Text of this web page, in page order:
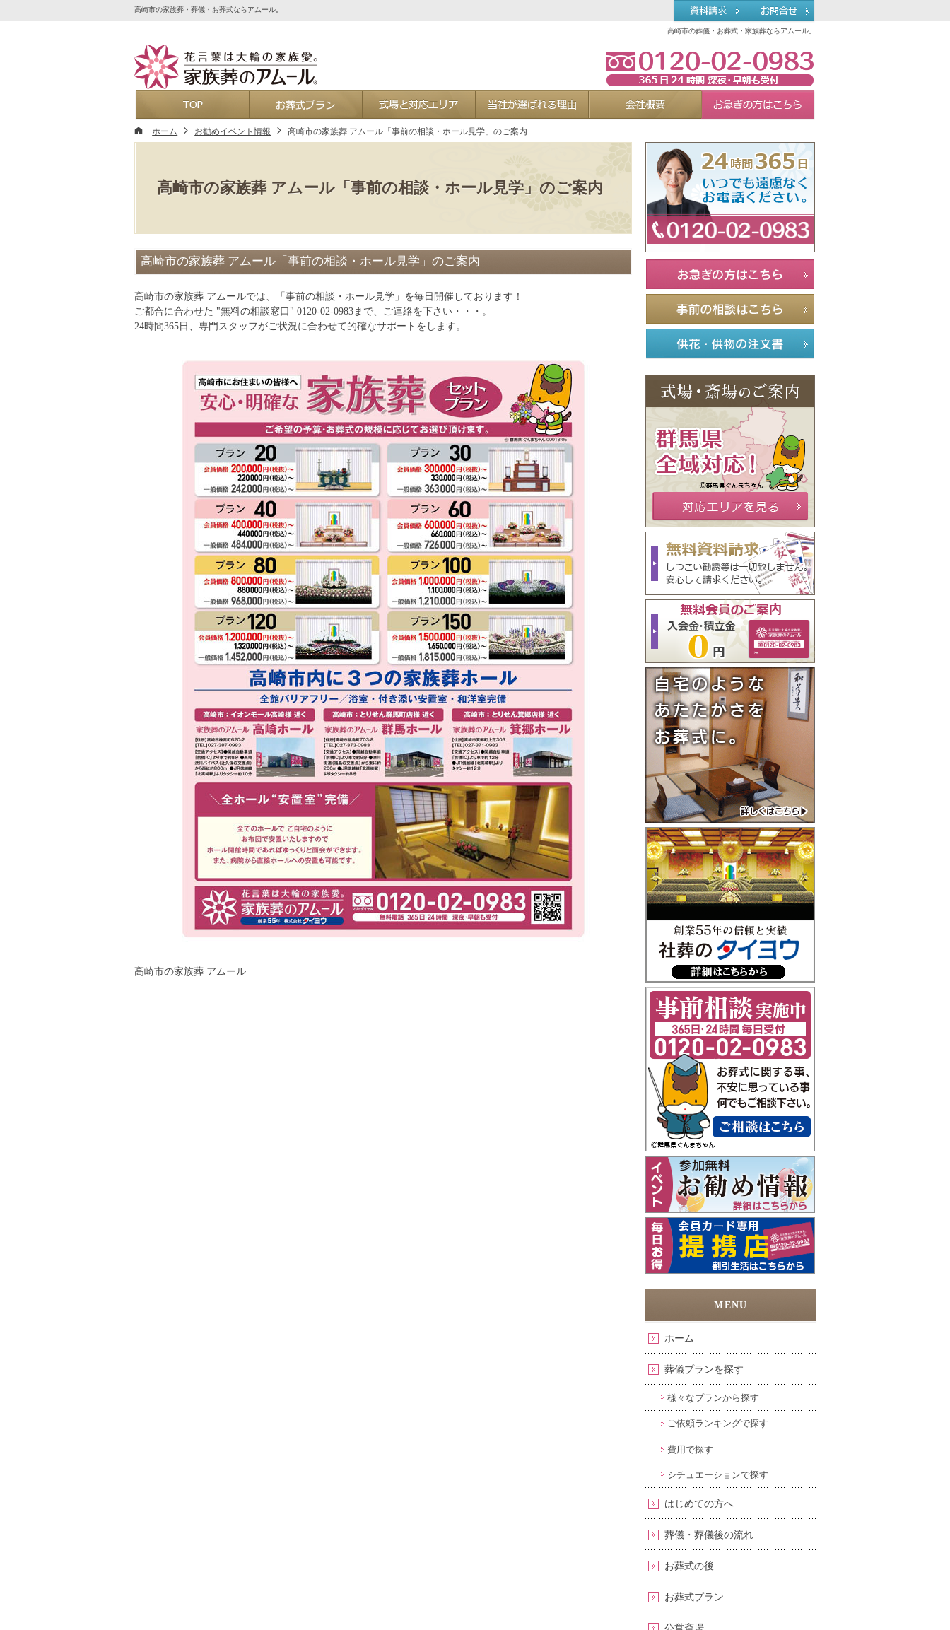
高崎市の家族葬 アムール「事前の相談・ホール見学」のご案内
高崎市の葬儀・お葬式・家族葬ならアムール。
高崎市の家族葬・葬儀・お葬式ならアムール。
高崎市の家族葬 アムール「事前の相談・ホール見学」のご案内
高崎市の家族葬 アムールでは、「事前の相談・ホール見学」を毎日開催しております！
ご都合に合わせた "無料の相談窓口" 0120-02-0983まで、ご連絡を下さい・・・。
24時間365日、専門スタッフがご状況に合わせて的確なサポートをします。
高崎市の家族葬 アムール
ホーム
葬儀プランを探す
様々なプランから探す
ご依頼ランキングで探す
費用で探す
シチュエーションで探す
はじめての方へ
葬儀・葬儀後の流れ
お葬式の後
お葬式プラン
ホーム お勧めイベント情報 高崎市の家族葬 アムール「事前の相談・ホール見学」のご案内